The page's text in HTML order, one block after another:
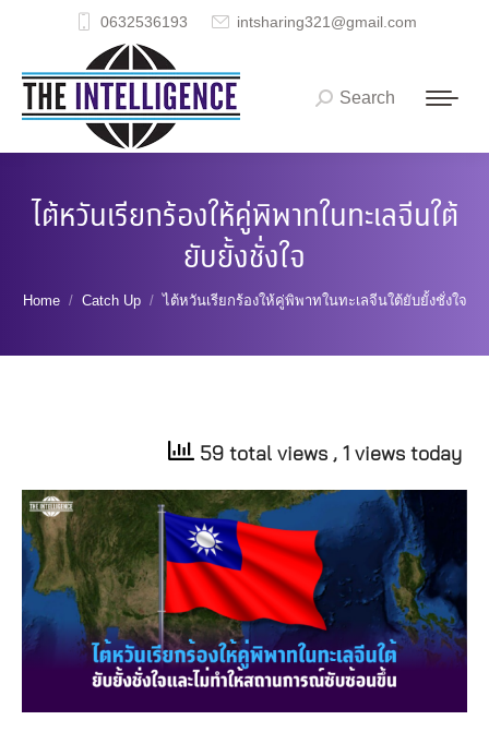
0632536193 intsharing321@gmail.com
Search:
Search
ไต้หวันเรียกร้องให้คู่พิพาทในทะเลจีนใต้
ยับยั้งชั่งใจ
You are here:
Home Catch Up ไต้หวันเรียกร้องให้คู่พิพาทในทะเลจีนใต้ยับยั้งชั่งใจ
59 total views , 1 views today